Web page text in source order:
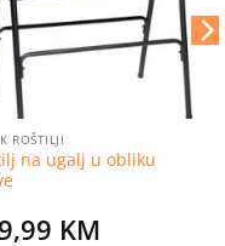
ROŠTILJI
na ugalj u obliku
KM